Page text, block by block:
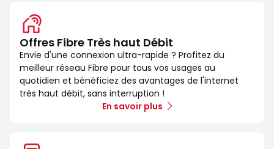
Offres Fibre Très haut Débit
Envie d'une connexion ultra-rapide ? Profitez du
meilleur réseau Fibre pour tous vos usages au
quotidien et bénéficiez des avantages de l'internet
très haut débit, sans interruption !
En savoir plus